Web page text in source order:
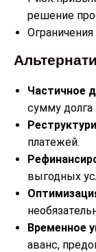
решение
Ограничения
Частичное
сумму
платежей.
выгодных
Временное
аванс,